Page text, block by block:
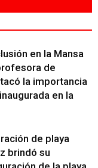
en la Mansa
de
la importancia
en la
de playa
brindó su